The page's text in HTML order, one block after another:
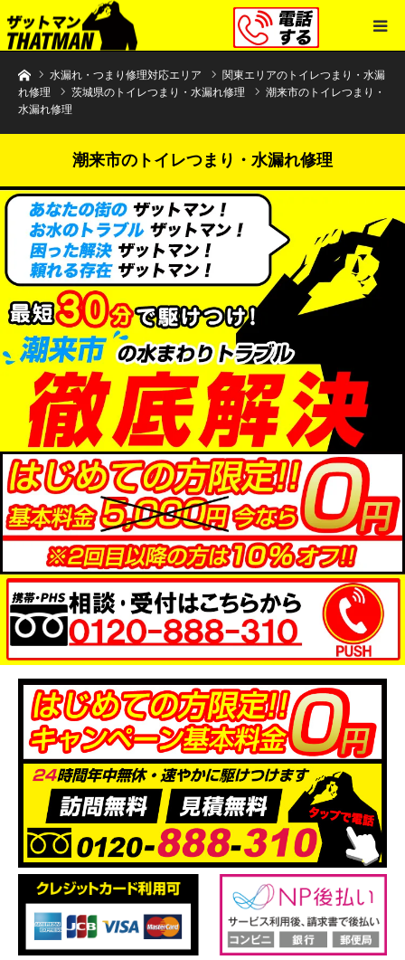
水まわりトラブル解決のザットマン
水漏れ・つまり修理対応エリア
関東エリアのトイレつまり・水漏
れ修理
茨城県のトイレつまり・水漏れ修理
潮来市のトイレつまり・
水漏れ修理
潮来市のトイレつまり・水漏れ修理